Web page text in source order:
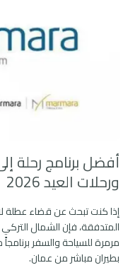
أفضل برنامج رحلة
ورحلات العيد 2026
إذا كنت تبحث عن قضاء عطلة
المتدفقة، فإن الشمال التركي
بطيران مباشر من عمان.